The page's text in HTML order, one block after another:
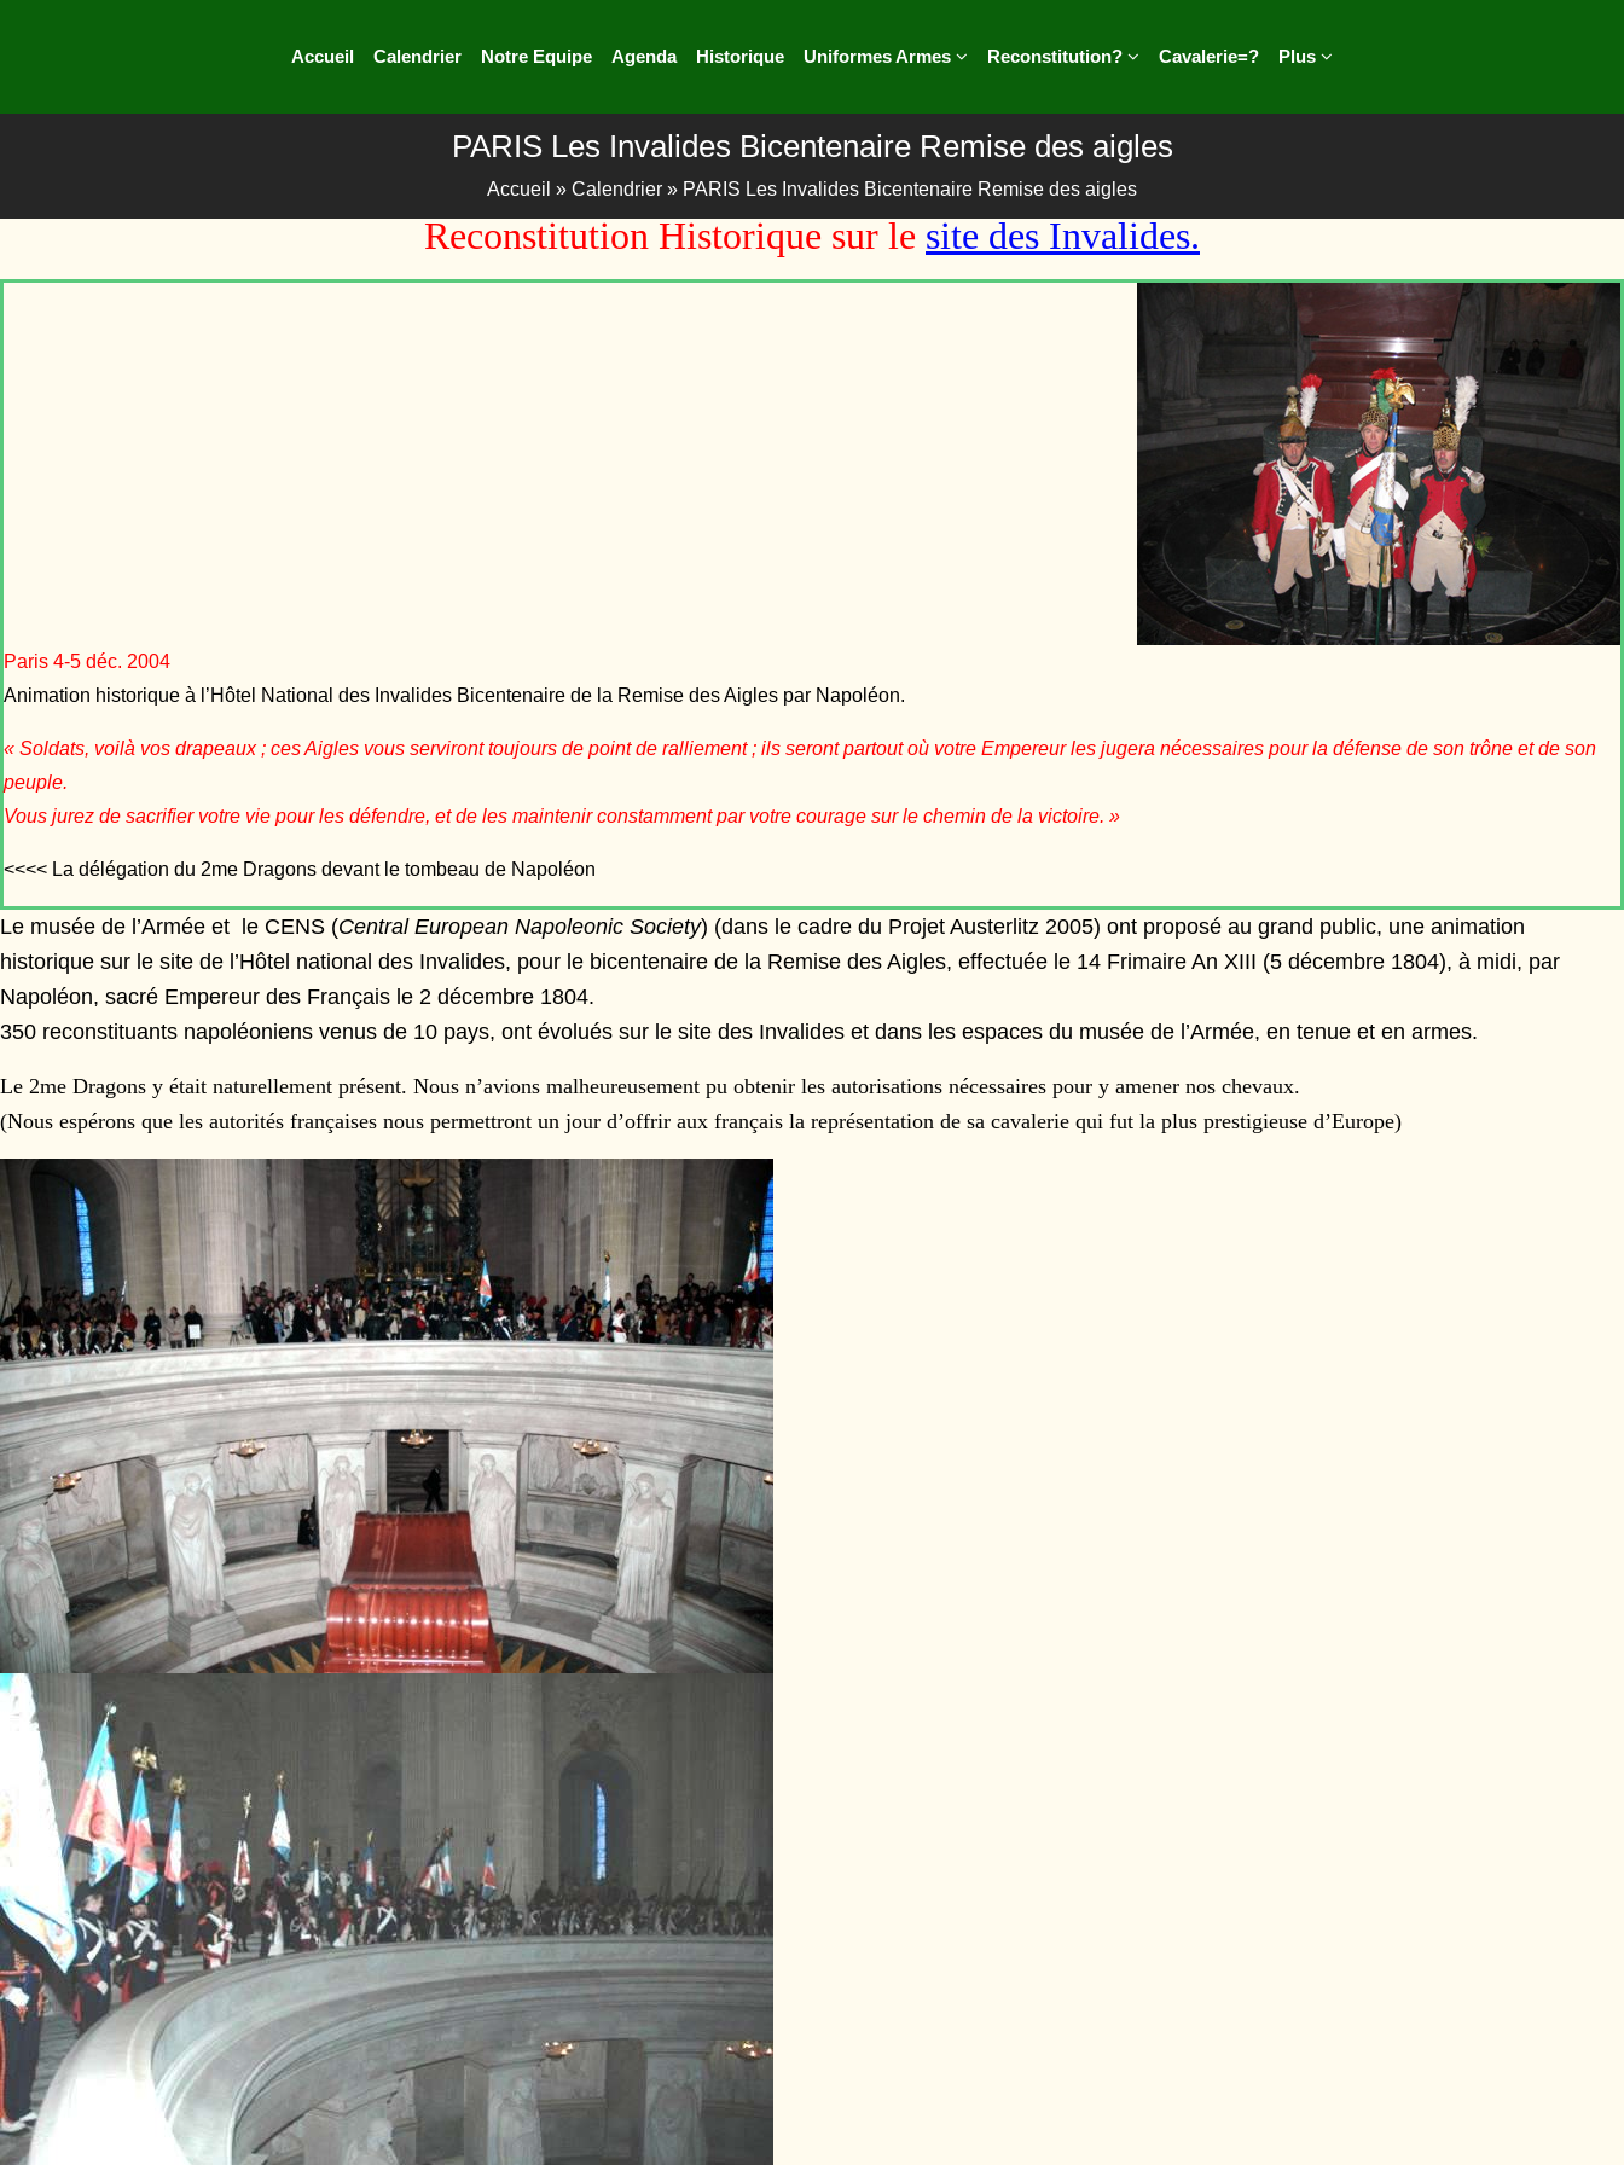
Accueil Calendrier Notre Equipe Agenda Historique Uniformes Armes Reconstitution? Cavalerie=? Plus
PARIS Les Invalides Bicentenaire Remise des aigles
Accueil » Calendrier » PARIS Les Invalides Bicentenaire Remise des aigles
Reconstitution Historique sur le site des Invalides.
Paris 4-5 déc. 2004
Animation historique à l’Hôtel National des Invalides Bicentenaire de la Remise des Aigles par Napoléon.
« Soldats, voilà vos drapeaux ; ces Aigles vous serviront toujours de point de ralliement ; ils seront partout où votre Empereur les jugera nécessaires pour la défense de son trône et de son
peuple.
Vous jurez de sacrifier votre vie pour les défendre, et de les maintenir constamment par votre courage sur le chemin de la victoire. »
<<<< La délégation du 2me Dragons devant le tombeau de Napoléon
Le musée de l’Armée et le CENS (Central European Napoleonic Society) (dans le cadre du Projet Austerlitz 2005) ont proposé au grand public, une animation
historique sur le site de l’Hôtel national des Invalides, pour le bicentenaire de la Remise des Aigles, effectuée le 14 Frimaire An XIII (5 décembre 1804), à midi, par
Napoléon, sacré Empereur des Français le 2 décembre 1804.
350 reconstituants napoléoniens venus de 10 pays, ont évolués sur le site des Invalides et dans les espaces du musée de l’Armée, en tenue et en armes.
Le 2me Dragons y était naturellement présent. Nous n’avions malheureusement pu obtenir les autorisations nécessaires pour y amener nos chevaux.
(Nous espérons que les autorités françaises nous permettront un jour d’offrir aux français la représentation de sa cavalerie qui fut la plus prestigieuse d’Europe)